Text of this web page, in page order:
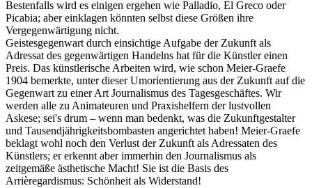
Bestenfalls wird es einigen ergehen wie Palladio, El Greco oder
Picabia; aber einklagen könnten selbst diese Größen ihre
Vergegenwärtigung nicht.
Geistesgegenwart durch einsichtige Aufgabe der Zukunft als
Adressat des gegenwärtigen Handelns hat für die Künstler einen
Preis. Das künstlerische Arbeiten wird, wie schon Meier-Graefe
1904 bemerkte, unter dieser Umorientierung aus der Zukunft auf die
Gegenwart zu einer Art Journalismus des Tagesgeschäftes. Wir
werden alle zu Animateuren und Praxishelfern der lustvollen
Askese; sei's drum – wenn man bedenkt, was die Zukunftgestalter
und Tausendjährigkeitsbombasten angerichtet haben! Meier-Graefe
beklagt wohl noch den Verlust der Zukunft als Adressaten des
Künstlers; er erkennt aber immerhin den Journalismus als
zeitgemäße ästhetische Macht! Sie ist die Basis des
Arrièregardismus: Schönheit als Widerstand!